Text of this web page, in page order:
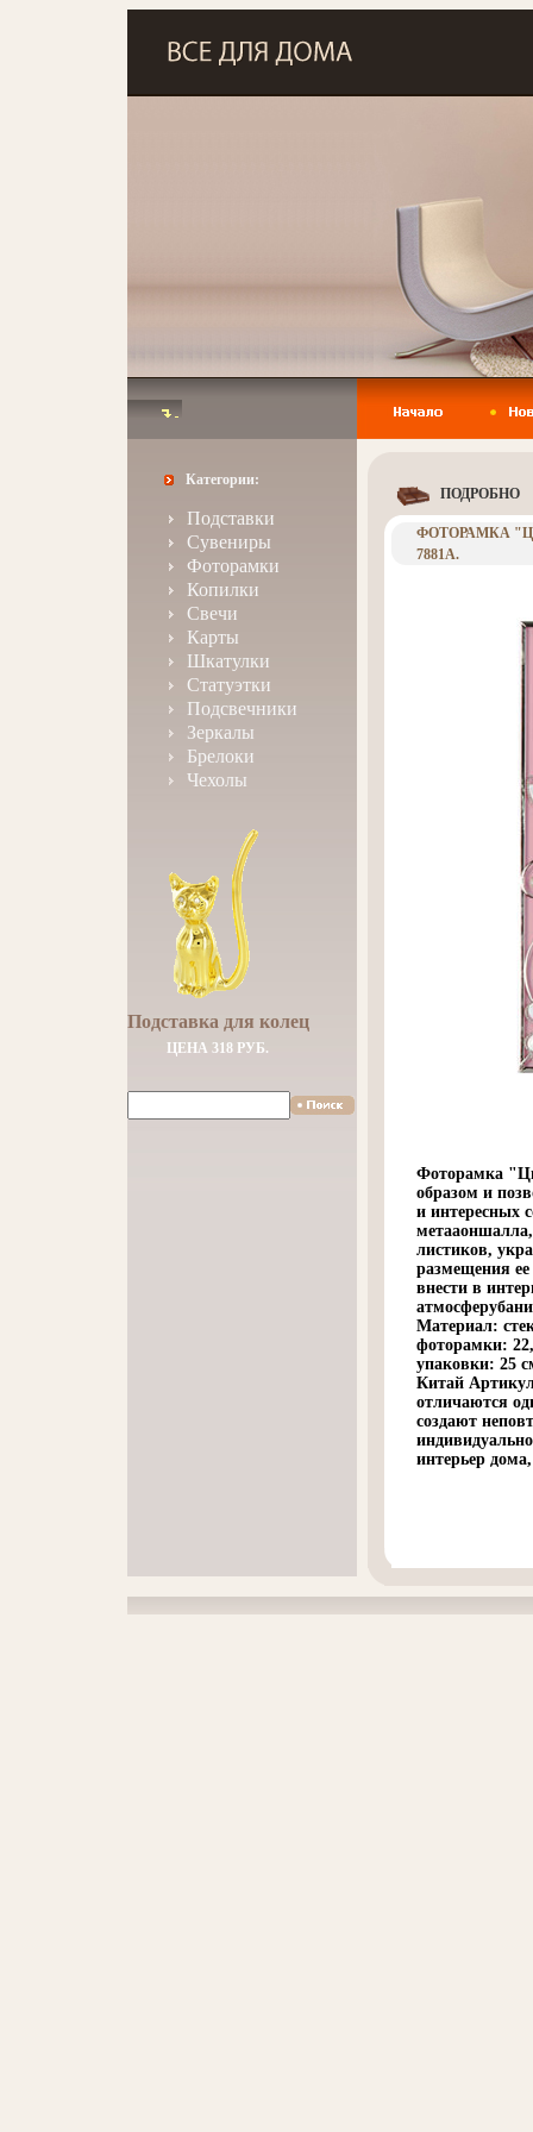
Категории:
Подставки
Сувениры
Фоторамки
Копилки
Свечи
Карты
Шкатулки
Статуэтки
Подсвечники
Зеркалы
Брелоки
Чехолы
Подставка для колец
ЦЕНА 318 РУБ.
ПОДРОБНО
ФОТОРАМКА
7881A.
Фоторамка
образом и
и интересных
листиков,
размещения
внести в
Материал:
фоторамки:
упаковки: 25
Китай
отличаются
создают
интерьер